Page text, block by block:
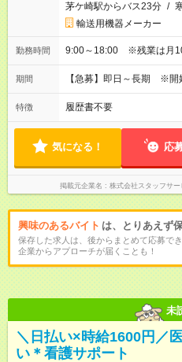
茅ケ崎駅からバス23分 /
輸送用機器メーカー
勤務時間 9:00～18:00 ※残業は月
期間 【急募】即日～長期 ※開
特徴 履歴書不要
気になる！ 応
掲載元企業名 株式会社スタッフサー
興味のあるバイト は、とりあえず
保存した求人は、後からまとめて応募でき
企業からアプローチが届くことも！
未
＼日払い×時給1600円／
い＊看護サポート